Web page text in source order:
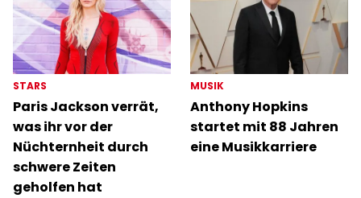
STARS
Paris Jackson verrät,
was ihr vor der
Nüchternheit durch
schwere Zeiten
geholfen hat
MUSIK
Anthony Hopkins
startet mit 88 Jahren
eine Musikkarriere